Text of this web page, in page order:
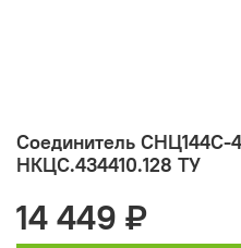
Соединитель СНЦ144С-
НКЦС.434410.128 ТУ
14 449 ₽